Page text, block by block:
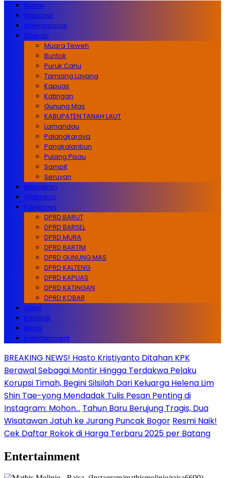
Home
Nasional
Internasional
Daerah
Muara Teweh
Buntok
Puruk Cahu
Tamiang Layang
Kapuas
Katingan
Gunung Mas
KABUPATEN TANAH LAUT
Lamandau
Palangkaraya
Pangkalanbun
Pulang Pisau
Sampit
Seruyan
Metrokrim
Olahraga
Parlemen
DPRD BARUT
DPRD BARSEL
DPRD MURA
DPRD BARTIM
DPRD GUNUNG MAS
DPRD KALTENG
DPRD KAPUAS
DPRD KATINGAN
DPRD KOBAR
Opini
Kriminal
Bisnis
Entertainment
BREAKING NEWS! Hasto Kristiyanto Ditahan KPK
Berawal Sebagai Montir Hingga Terdakwa Pelaku
Korupsi Timah, Begini Silsilah Dari Keluarga Helena Lim
Shin Tae-yong Mendadak Tulis Pesan Penting di
Instagram: Mohon… Tahun Baru Berujung Tragis, Dua
Wisatawan Jatuh ke Jurang Puncak Bogor Resmi Naik!
Cek Daftar Rokok di Harga Terbaru 2025 per Batang
Entertainment